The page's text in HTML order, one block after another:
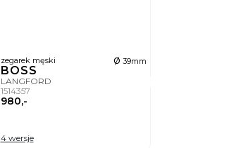
zegarek męski ø 39mm
BOSS
LANGFORD
1514357
980,-
4 wersje